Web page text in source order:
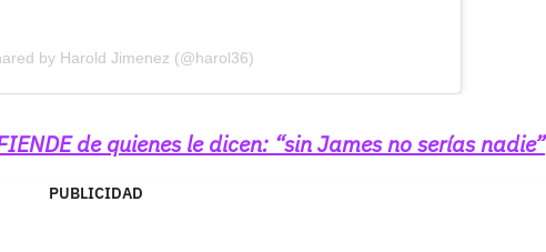
by Harold Jimenez (@harol36)
de quienes le dicen: “sin James no serías nadie”
PUBLICIDAD